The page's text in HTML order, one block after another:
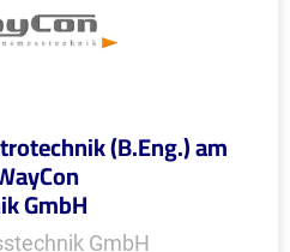
(B.Eng.) am
GmbH
GmbH